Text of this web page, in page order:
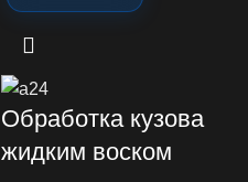
Обработка кузова
жидким воском